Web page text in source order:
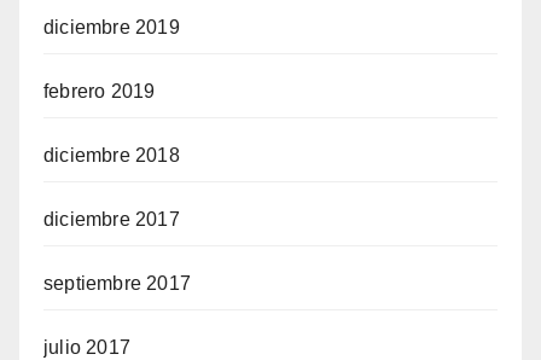
diciembre 2019
febrero 2019
diciembre 2018
diciembre 2017
septiembre 2017
julio 2017